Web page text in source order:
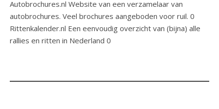
Autobrochures.nl Website van een verzamelaar van
autobrochures. Veel brochures aangeboden voor ruil. 0
Rittenkalender.nl Een eenvoudig overzicht van (bijna) alle
rallies en ritten in Nederland 0